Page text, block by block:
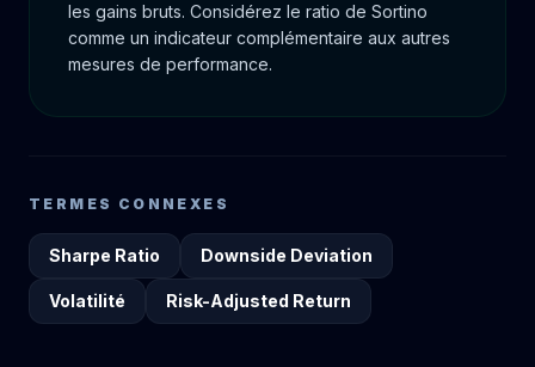
les gains bruts. Considérez le ratio de Sortino
comme un indicateur complémentaire aux autres
mesures de performance.
TERMES CONNEXES
Sharpe Ratio Downside Deviation
Volatilité Risk-Adjusted Return